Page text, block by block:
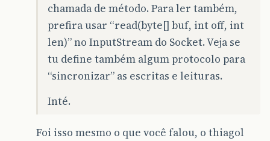
chamada de método. Para ler também,
prefira usar “read(byte[] buf, int off, int
len)” no InputStream do Socket. Veja se
tu define também algum protocolo para
“sincronizar” as escritas e leituras.
Inté.
Foi isso mesmo o que você falou, o thiagol